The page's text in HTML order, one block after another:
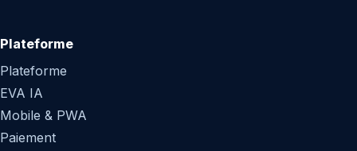
Plateforme
Plateforme
EVA IA
Mobile & PWA
Paiement